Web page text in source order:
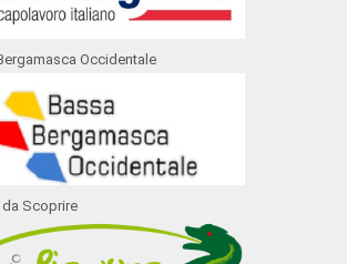
Occidentale
da Scoprire